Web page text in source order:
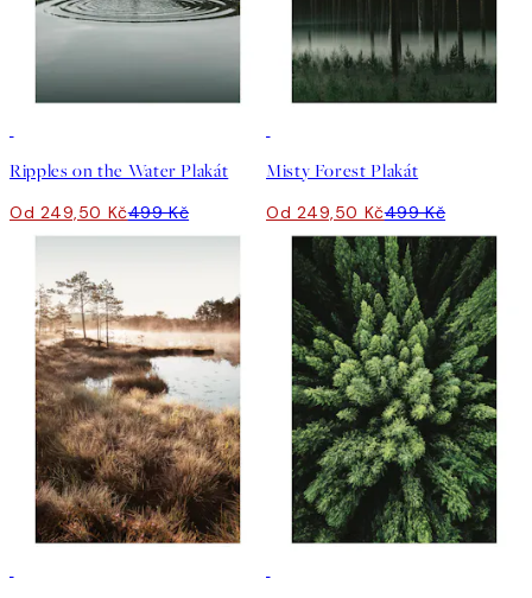
Ripples on the Water Plakát
Od 249,50 Kč499 Kč
Misty Forest Plakát
Od 249,50 Kč499 Kč